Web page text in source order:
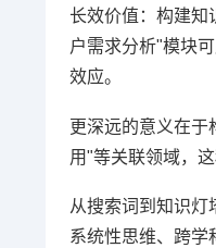
长效价值：构建知
户需求分析"模块
效应。
更深远的意义在
用"等关联领域，
从搜索词到知识灯
系统性思维、跨学